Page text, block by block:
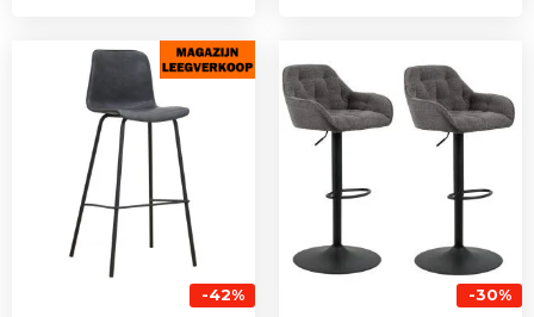
-42%
Oorspronkelijke
prijs
was:
€ 115,00.
Huidige
prijs
-30%
prijs
was:
€ 332,00.
is:
€